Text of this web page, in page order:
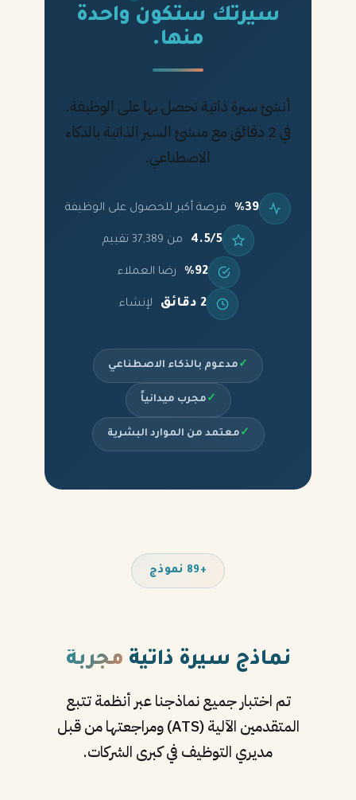
سيرتك ستكون واحدة
منها.
أنشئ سيرة ذاتية تحصل بها على الوظيفة.
في 2 دقائق مع منشئ السير الذاتية بالذكاء
الاصطناعي.
%39 فرصة أكبر للحصول على الوظيفة
4.5/5 من 37,389 تقييم
%92 رضا العملاء
2 دقائق لإنشاء
✓ مدعوم بالذكاء الاصطناعي
✓ مجرب ميدانياً
✓ معتمد من الموارد البشرية
+89 نموذج
نماذج سيرة ذاتية مجربة
تم اختبار جميع نماذجنا عبر أنظمة تتبع
المتقدمين الآلية (ATS) ومراجعتها من قبل
مديري التوظيف في كبرى الشركات.